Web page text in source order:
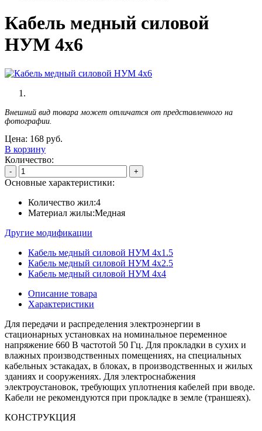
Кабель медный силовой
НУМ 4х6
Внешний вид товара может отличатся от представленного на
фотографии.
Цена: 168 руб.
В корзину
Количество:
- +
Основные характеристики:
Количество жил:4
Материал жилы:Медная
Другие модификации
Кабель медный силовой НУМ 4х1.5
Кабель медный силовой НУМ 4х2.5
Кабель медный силовой НУМ 4х4
Описание товара
Характеристики
Для передачи и распределения электроэнергии в
стационарных установках на номинальное переменное
напряжение 660 В частотой 50 Гц. Для прокладки в сухих и
влажных производственных помещениях, на специальных
кабельных эстакадах, в блоках, в производственных и жилых
зданиях и сооружениях. Для электроснабжения
электроустановок, требующих уплотнения кабелей при вводе.
Кабели не рекомендуются при прокладке в земле (траншеях).
КОНСТРУКЦИЯ